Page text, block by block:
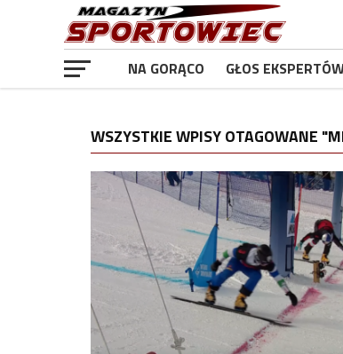
NA GORĄCO GŁOS
WSZYSTKIE WPISY OTAGOWANE